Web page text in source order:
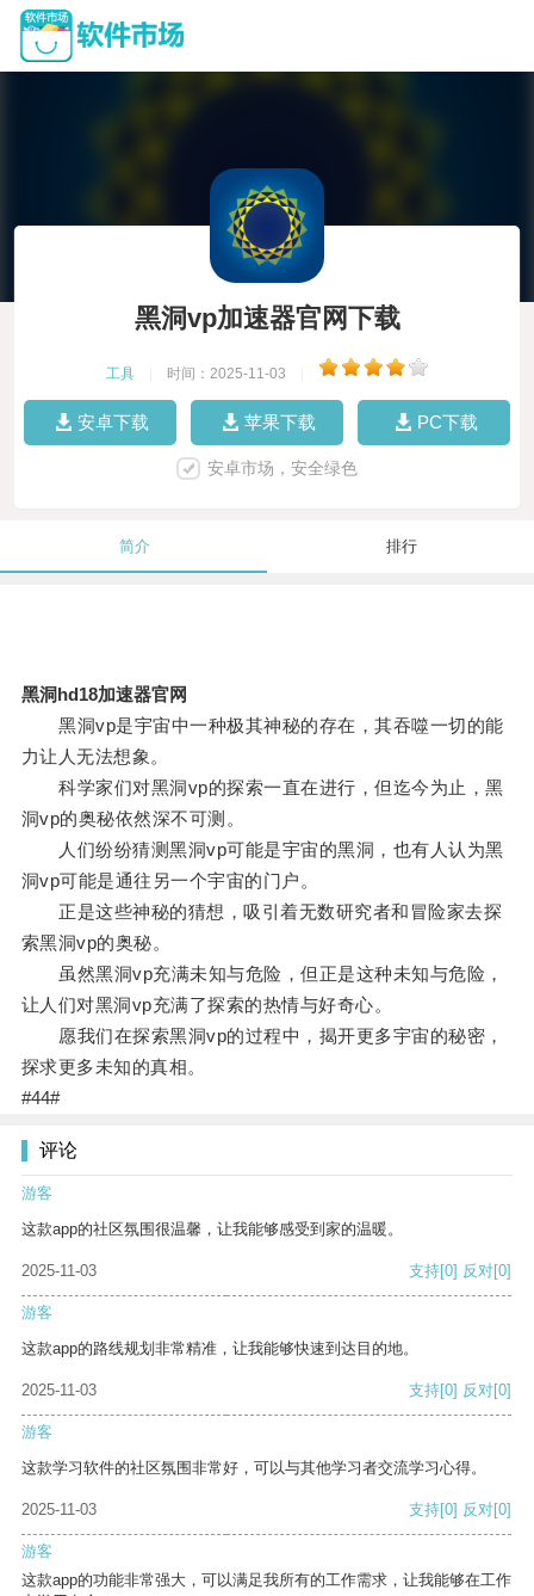
黑洞vp加速器官网下载
工具 时间：2025-11-03
安卓下载 苹果下载 PC下载
安卓市场，安全绿色
简介 排行
黑洞hd18加速器官网
黑洞vp是宇宙中一种极其神秘的存在，其吞噬一切的能
力让人无法想象。
科学家们对黑洞vp的探索一直在进行，但迄今为止，黑
洞vp的奥秘依然深不可测。
人们纷纷猜测黑洞vp可能是宇宙的黑洞，也有人认为黑
洞vp可能是通往另一个宇宙的门户。
正是这些神秘的猜想，吸引着无数研究者和冒险家去探
索黑洞vp的奥秘。
虽然黑洞vp充满未知与危险，但正是这种未知与危险，
让人们对黑洞vp充满了探索的热情与好奇心。
愿我们在探索黑洞vp的过程中，揭开更多宇宙的秘密，
探求更多未知的真相。
#44#
评论
游客
这款app的社区氛围很温馨，让我能够感受到家的温暖。
2025-11-03 支持[0] 反对[0]
游客
这款app的路线规划非常精准，让我能够快速到达目的地。
2025-11-03 支持[0] 反对[0]
游客
这款学习软件的社区氛围非常好，可以与其他学习者交流学习心得。
2025-11-03 支持[0] 反对[0]
游客
这款app的功能非常强大，可以满足我所有的工作需求，让我能够在工作